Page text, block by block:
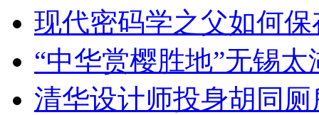
现代密码学之父如何
“中华赏樱胜地”无锡
清华设计师投身胡同